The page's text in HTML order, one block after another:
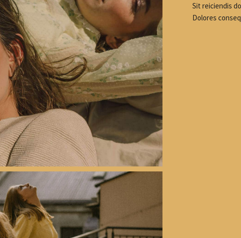
Sit reiciendis
Dolores
Subscribe today
Subscribe to stay up to date and stay
exclusive offers and fashion tips.